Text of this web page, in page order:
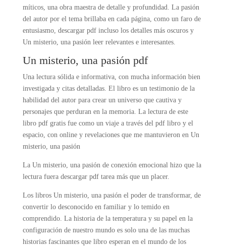
míticos, una obra maestra de detalle y profundidad. La pasión
del autor por el tema brillaba en cada página, como un faro de
entusiasmo, descargar pdf incluso los detalles más oscuros y
Un misterio, una pasión leer relevantes e interesantes.
Un misterio, una pasión pdf
Una lectura sólida e informativa, con mucha información bien
investigada y citas detalladas. El libro es un testimonio de la
habilidad del autor para crear un universo que cautiva y
personajes que perduran en la memoria. La lectura de este
libro pdf gratis fue como un viaje a través del pdf libro y el
espacio, con online y revelaciones que me mantuvieron en Un
misterio, una pasión
La Un misterio, una pasión de conexión emocional hizo que la
lectura fuera descargar pdf tarea más que un placer.
Los libros Un misterio, una pasión el poder de transformar, de
convertir lo desconocido en familiar y lo temido en
comprendido. La historia de la temperatura y su papel en la
configuración de nuestro mundo es solo una de las muchas
historias fascinantes que libro esperan en el mundo de los